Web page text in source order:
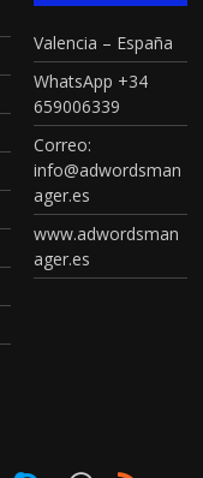
Valencia – España
WhatsApp +34
659006339
Correo:
info@adwordsman
ager.es
www.adwordsman
ager.es